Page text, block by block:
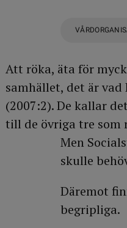
Att röka, äta för
samhället, det är
(2007:2). De kallar
till de övriga tre som
Men
skulle
Däremot
begripliga.